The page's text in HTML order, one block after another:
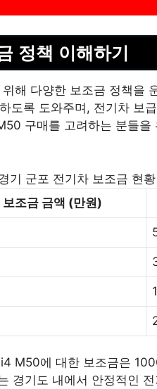
정책 이해하기
해 다양한 보조금 정책을
도록 도와주며, 전기차 보
구매를 고려하는 분들을
기 군포 전기차 보조금 현황
보조금 금액 (만원)
M50에 대한 보조금은
경기도 내에서 안정적인